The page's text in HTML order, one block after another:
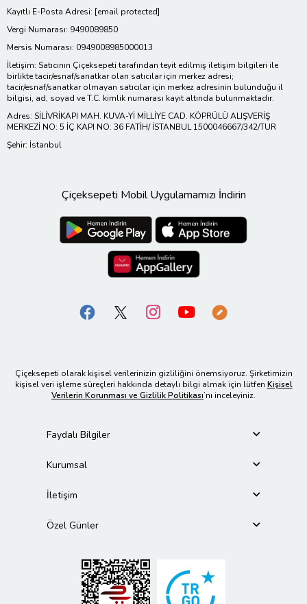
Kayıtlı E-Posta Adresi: [email protected]
Vergi Numarası: 9490089850
Mersis Numarası: 0949008985000013
İletişim: Satıcının Çiçeksepeti tarafından teyit edilmiş iletişim bilgileri ile
birlikte tacir/esnaf/sanatkar olan satıcılar için merkez adresi;
tacir/esnaf/sanatkar olmayan satıcılar için merkez adresinin bulunduğu il
bilgisi, ad, soyad ve T.C. kimlik numarası kayıt altında bulunmaktadır.
Adres: SİLİVRİKAPI MAH. KUVA-Yİ MİLLİYE CAD. KÖPRÜLÜ ALIŞVERİŞ
MERKEZİ NO: 5 İÇ KAPI NO: 36 FATİH/ İSTANBUL 1500046667/342/TUR
Şehir: İstanbul
Çiçeksepeti Mobil Uygulamamızı İndirin
Çiçeksepeti olarak kişisel verilerinizin gizliliğini önemsiyoruz. Şirketimizin
kişisel veri işleme süreçleri hakkında detaylı bilgi almak için lütfen Kişisel
Verilerin Korunması ve Gizlilik Politikası’nı inceleyiniz.
Faydalı Bilgiler
Kurumsal
İletişim
Özel Günler